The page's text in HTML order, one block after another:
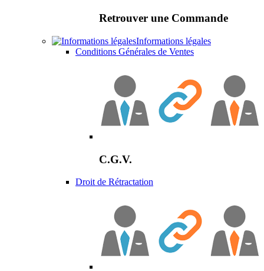
Retrouver une Commande
Informations légales
Conditions Générales de Ventes
C.G.V.
Droit de Rétractation